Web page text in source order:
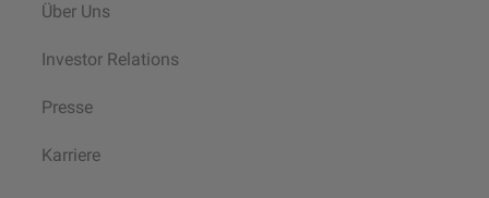
Über Uns
Investor Relations
Presse
Karriere